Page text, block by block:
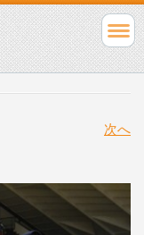
次へ